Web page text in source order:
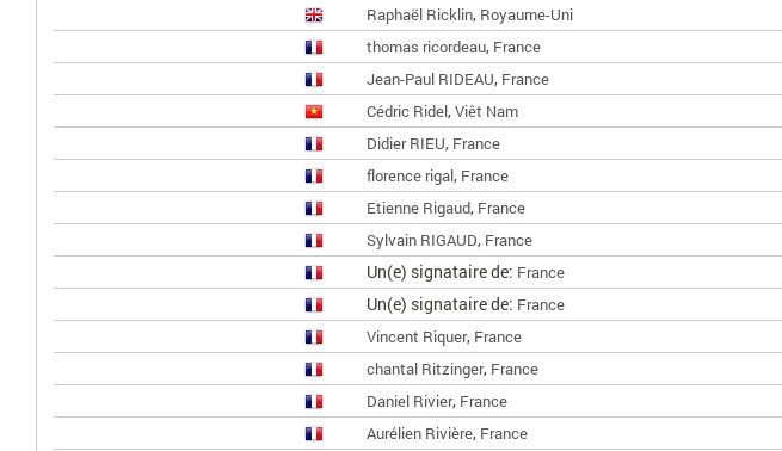
Raphaël Ricklin, Royaume-Uni
thomas ricordeau, France
Jean-Paul RIDEAU, France
Cédric Ridel,Viêt Nam
Didier RIEU, France
florence rigal, France
Etienne Rigaud, France
Sylvain RIGAUD, France
Un(e) signataire de: France
Un(e) signataire de: France
Vincent Riquer, France
chantal Ritzinger, France
Daniel Rivier, France
Aurélien Rivière, France